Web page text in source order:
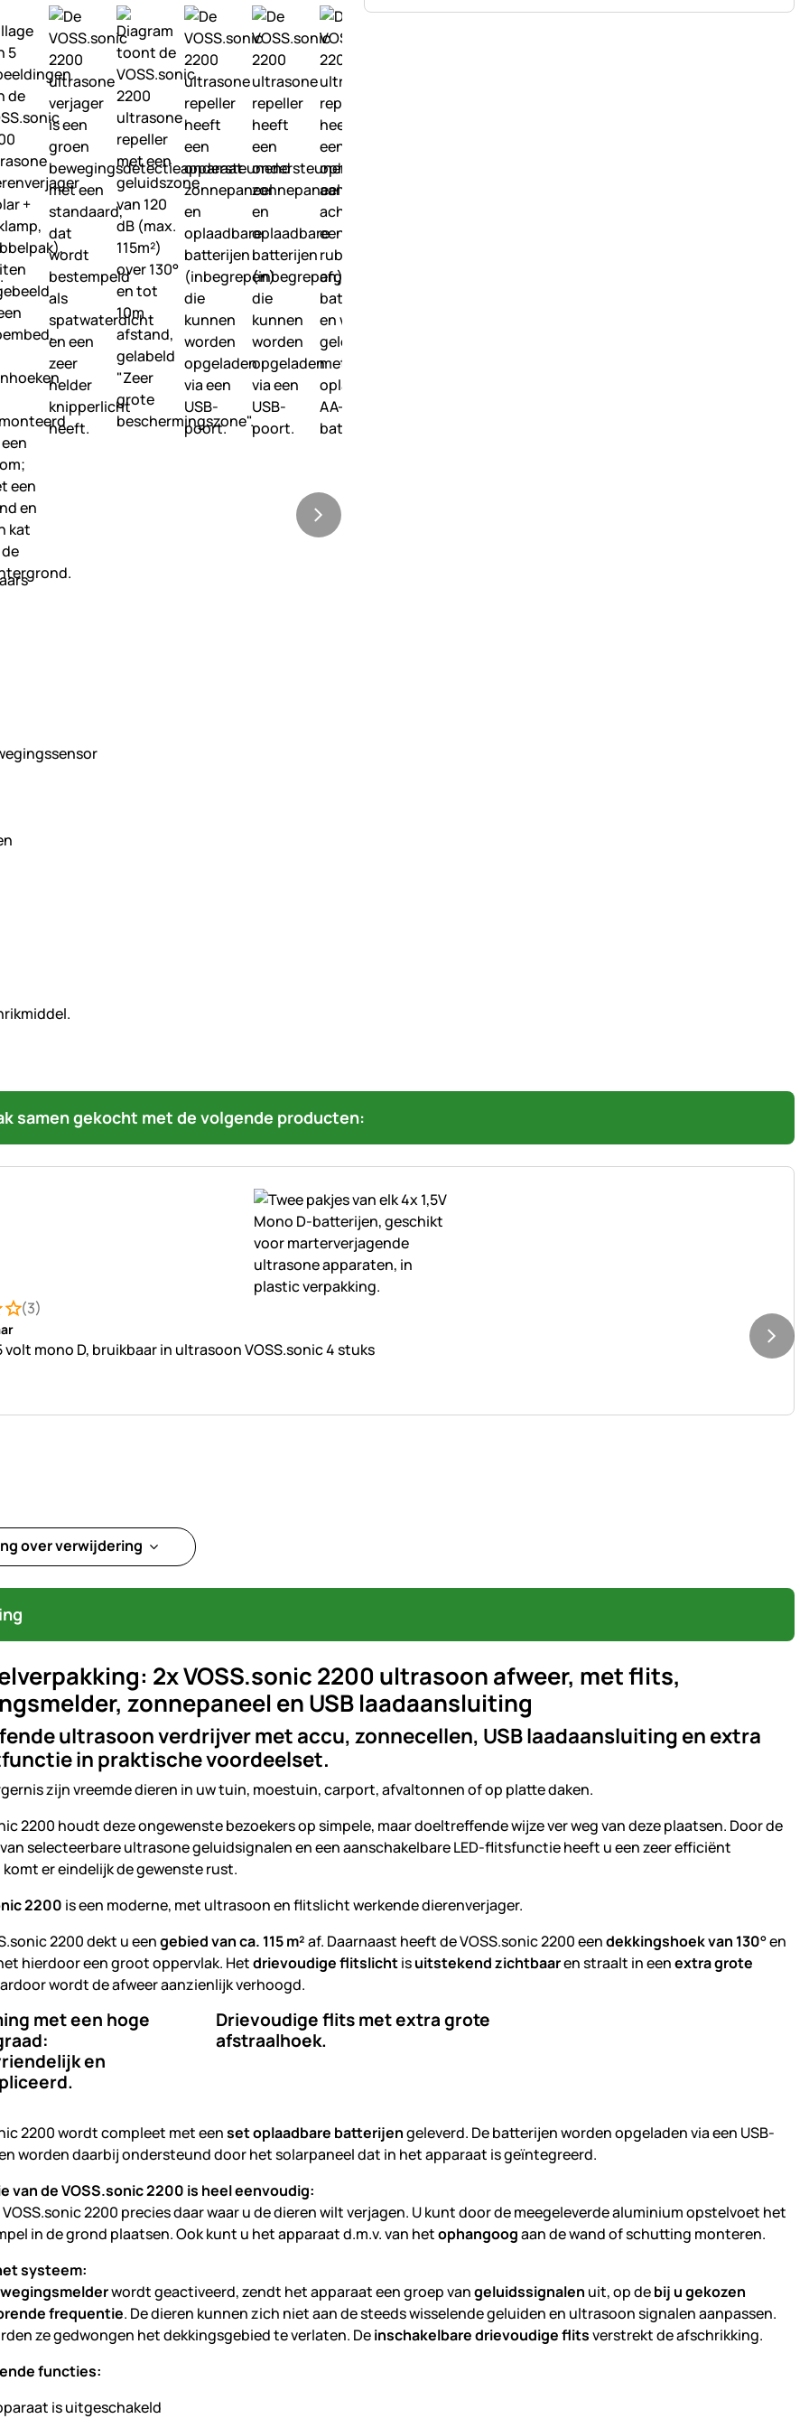
samen gekocht met de volgende producten:
4 van 5 (3 beoordelingen)
(3)
volt mono D, bruikbaar in ultrasoon VOSS.sonic 4 stuks
over verwijdering
2x VOSS.sonic 2200 ultrasoon afweer, met flits,
zonnepaneel en USB laadaansluiting
ultrasoon verdrijver met accu, zonnecellen, USB laadaansluiting en extra
in praktische voordeelset.
zijn vreemde dieren in uw tuin, moestuin, carport, afvaltonnen of op platte daken.
2200 houdt deze ongewenste bezoekers op simpele, maar doeltreffende wijze ver weg van deze plaatsen. Door de
van selecteerbare ultrasone geluidsignalen en een aanschakelbare LED-flitsfunctie heeft u een zeer efficiënt
er eindelijk de gewenste rust.
2200 is een moderne, met ultrasoon en flitslicht werkende dierenverjager.
2200 dekt u eengebied van ca. 115 m²af. Daarnaast heeft de VOSS.sonic 2200 eendekkingshoek van 130° en
hierdoor een groot oppervlak. Hetdrievoudige flitslichtisuitstekend zichtbaaren straalt in eenextra grote
wordt de afweer aanzienlijk verhoogd.
met een hoge
en
Drievoudige flits met extra grote
afstraalhoek.
2200 wordt compleet met eenset oplaadbare batterijengeleverd. De batterijen worden opgeladen via een USB-
worden daarbij ondersteund door het solarpaneel dat in het apparaat is geïntegreerd.
van de VOSS.sonic 2200 is heel eenvoudig:
2200 precies daar waar u de dieren wilt verjagen. U kunt door de meegeleverde aluminium opstelvoet het
in de grond plaatsen. Ook kunt u het apparaat d.m.v. van hetophangoogaan de wand of schutting monteren.
systeem:
wordt geactiveerd, zendt het apparaat een groep vangeluidssignalen uit, op debij u gekozen
frequentie. De dieren kunnen zich niet aan de steeds wisselende geluiden en ultrasoon signalen aanpassen.
ze gedwongen het dekkingsgebied te verlaten. Deinschakelbare drievoudige flitsverstrekt de afschrikking.
functies:
is uitgeschakeld